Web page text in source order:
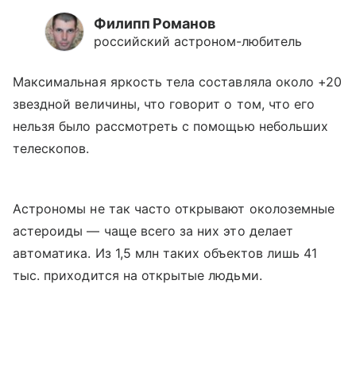
Филипп Романов
российский астроном-любитель
Максимальная яркость тела составляла около +20
звездной величины, что говорит о том, что его
нельзя было рассмотреть с помощью небольших
телескопов.
Астрономы не так часто открывают околоземные
астероиды — чаще всего за них это делает
автоматика. Из 1,5 млн таких объектов лишь 41
тыс. приходится на открытые людьми.